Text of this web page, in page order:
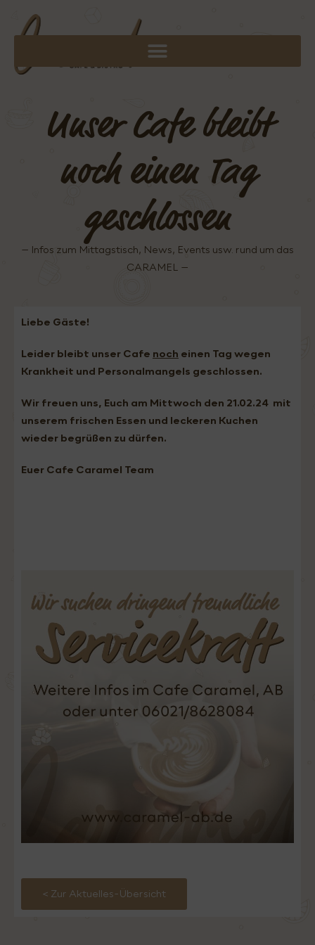
Unser Cafe bleibt
noch einen Tag
geschlossen
– Infos zum Mittagstisch, News, Events usw. rund um das
CARAMEL –
Liebe Gäste!
Leider bleibt unser Cafe noch einen Tag wegen
Krankheit und Personalmangels geschlossen.
Wir freuen uns, Euch am Mittwoch den 21.02.24 mit
unserem frischen Essen und leckeren Kuchen
wieder begrüßen zu dürfen.
Euer Cafe Caramel Team
< Zur Aktuelles-Übersicht